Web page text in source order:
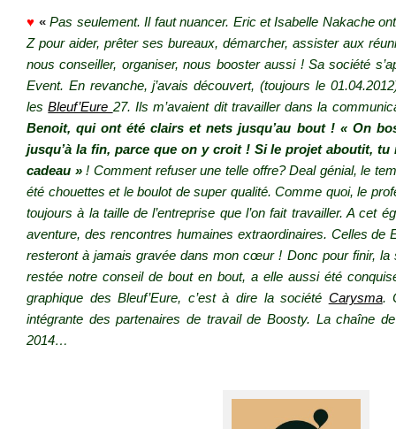
♥ «Pas seulement. Il faut nuancer. Eric et Isabelle Nakache
Z pour aider, prêter ses bureaux, démarcher, assister aux
nous conseiller, organiser, nous booster aussi ! Sa société
Event. En revanche, j’avais découvert, (toujours le
lesBleuf’Eure 27. Ils m’avaient dit travailler dans la
Benoit, qui ont été clairs et nets jusqu’au bout ! « On
jusqu’à la fin, parce que on y croit ! Si le projet aboutit,
cadeau »! Comment refuser une telle offre? Deal génial, le
été chouettes et le boulot de super qualité. Comme quoi, le
toujours à la taille de l’entreprise que l’on fait travailler. A cet
aventure, des rencontres humaines extraordinaires. Celles de
resteront à jamais gravée dans mon cœur ! Donc pour finir, la
restée notre conseil de bout en bout, a elle aussi été
graphique des Bleuf’Eure, c’est à dire la société Carysma.
intégrante des partenaires de travail de Boosty. La chaîne
2014…